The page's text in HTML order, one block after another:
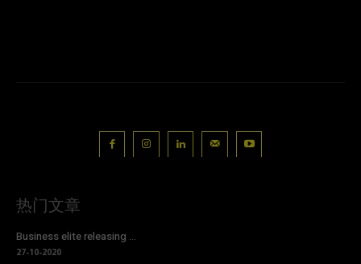
热门文章
Business elite releasing ...
27-10-2020